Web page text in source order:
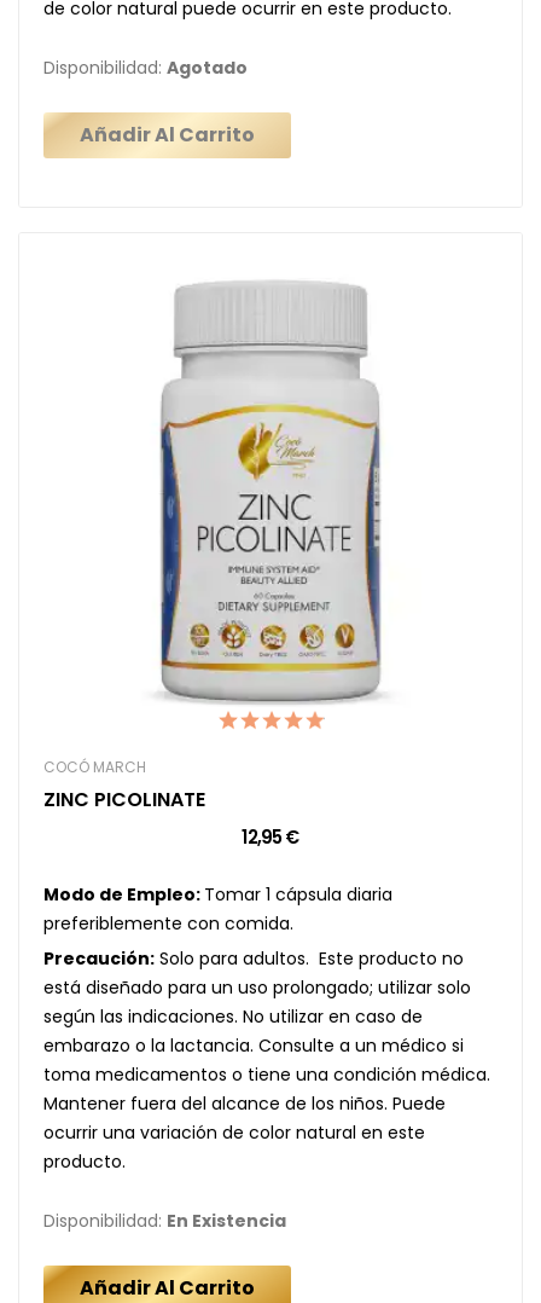
de color natural puede ocurrir en este producto.
Disponibilidad: Agotado
Añadir Al Carrito
COCÓ MARCH
ZINC PICOLINATE
12,95 €
Modo de Empleo: Tomar 1 cápsula diaria
preferiblemente con comida.
Precaución: Solo para adultos. Este producto no
está diseñado para un uso prolongado; utilizar solo
según las indicaciones. No utilizar en caso de
embarazo o la lactancia. Consulte a un médico si
toma medicamentos o tiene una condición médica.
Mantener fuera del alcance de los niños. Puede
ocurrir una variación de color natural en este
producto.
Disponibilidad: En Existencia
Añadir Al Carrito